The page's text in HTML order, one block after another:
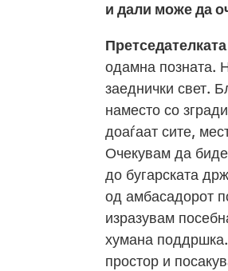
и дали може да
одамна позната.
заеднички свет.
наместо со
доаѓаат сите,
Очекувам да
до бугарската
од амбасадорот
изразувам
хумана
простор и